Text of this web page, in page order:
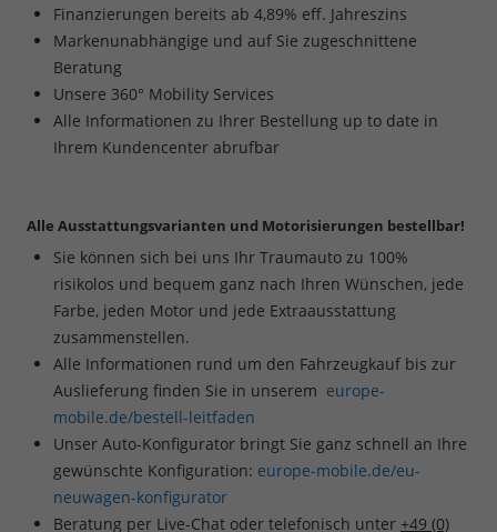
Finanzierungen bereits ab 4,89% eff. Jahreszins
Markenunabhängige und auf Sie zugeschnittene
Beratung
Unsere 360° Mobility Services
Alle Informationen zu Ihrer Bestellung up to date in
Ihrem Kundencenter abrufbar
Alle Ausstattungsvarianten und Motorisierungen bestellbar!
Sie können sich bei uns Ihr Traumauto zu 100%
risikolos und bequem ganz nach Ihren Wünschen, jede
Farbe, jeden Motor und jede Extraausstattung
zusammenstellen.
Alle Informationen rund um den Fahrzeugkauf bis zur
Auslieferung finden Sie in unserem europe-
mobile.de/bestell-leitfaden
Unser Auto-Konfigurator bringt Sie ganz schnell an Ihre
gewünschte Konfiguration: europe-mobile.de/eu-
neuwagen-konfigurator
Beratung per Live-Chat oder telefonisch unter +49 (0)